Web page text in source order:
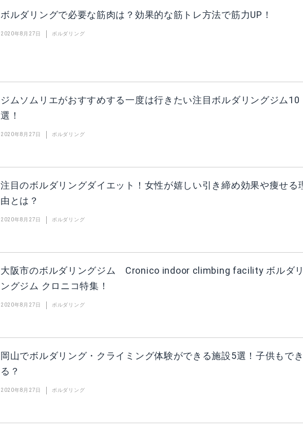
ボルダリングで必要な筋肉は？効果的な筋トレ方法で筋力UP！
2020年8月27日 ボルダリング
ジムソムリエがおすすめする一度は行きたい注目ボルダリングジム10
選！
2020年8月27日 ボルダリング
注目のボルダリングダイエット！女性が嬉しい引き締め効果や痩せる
由とは？
2020年8月27日 ボルダリング
大阪市のボルダリングジム Cronico indoor climbing facility ボルダ
ングジム クロニコ特集！
2020年8月27日 ボルダリング
岡山でボルダリング・クライミング体験ができる施設5選！子供もで
る？
2020年8月27日 ボルダリング